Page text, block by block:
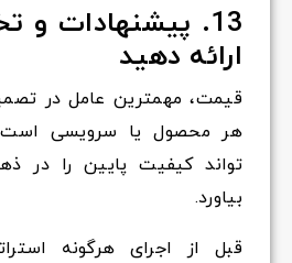
13. پیشنهادات و
ارائه دهید
قیمت، مهمترین عامل در
هر محصول یا سرویسی
تواند کیفیت پایین را در
بیاورد.
قبل از اجرای هرگونه